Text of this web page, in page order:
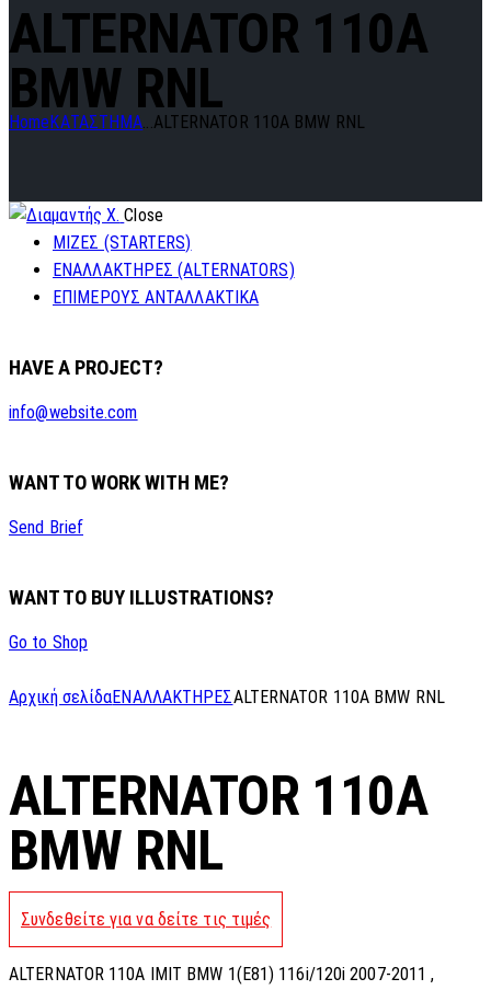
ALTERNATOR 110A
BMW RNL
Home ΚΑΤΑΣΤΗΜΑ...ALTERNATOR 110A BMW RNL
Close
ΜΙΖΕΣ (STARTERS)
ΕΝΑΛΛΑΚΤΗΡΕΣ (ALTERNATORS)
ΕΠΙΜΕΡΟΥΣ ΑΝΤΑΛΛΑΚΤΙΚΑ
HAVE A PROJECT?
info@website.com
WANT TO WORK WITH ME?
Send Brief
WANT TO BUY ILLUSTRATIONS?
Go to Shop
Αρχική σελίδαΕΝΑΛΛΑΚΤΗΡΕΣALTERNATOR 110A BMW RNL
ALTERNATOR 110A
BMW RNL
Συνδεθείτε για να δείτε τις τιμές
ALTERNATOR 110A IMIT BMW 1(E81) 116i/120i 2007-2011 ,